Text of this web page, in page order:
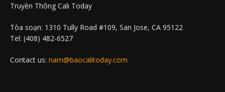
Truyền Thông Cali Today
Tòa soạn: 1310 Tully Road #109, San Jose, CA 95122
Tel: (408) 482-6527
Contact us: nam@baocalitoday.com